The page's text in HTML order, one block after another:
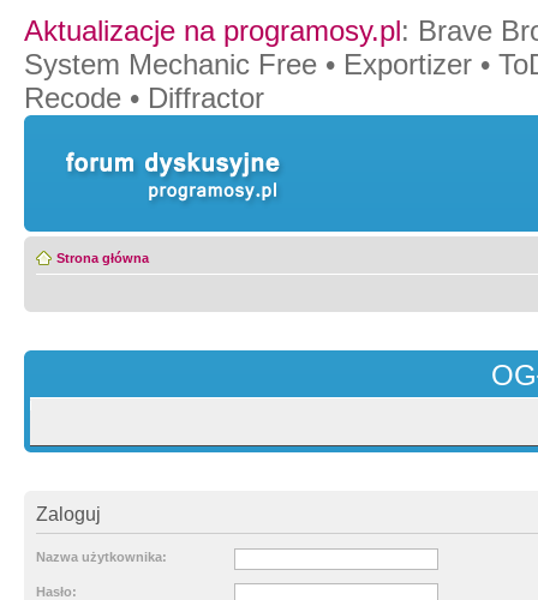
Aktualizacje na programosy.pl: Brave
System Mechanic Free • Exportizer •
Recode • Diffractor
Strona główna
Zaloguj
Nazwa użytkownika:
Hasło: